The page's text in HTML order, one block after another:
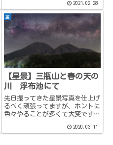
ん（天文リフレクションズ）風に
つぶやいたところ、なんと天リフ
さんにリツイートしていただいた
うえに、HPでピックア...
2021.02.28
星
【星景】三瓶山と春の天の
川 浮布池にて
先日撮ってきた星景写真を仕上げ
るべく頑張ってますが、ホントに
色々やることが多くて大変です。
ない。なので前回やった画像処理
2020.03.11